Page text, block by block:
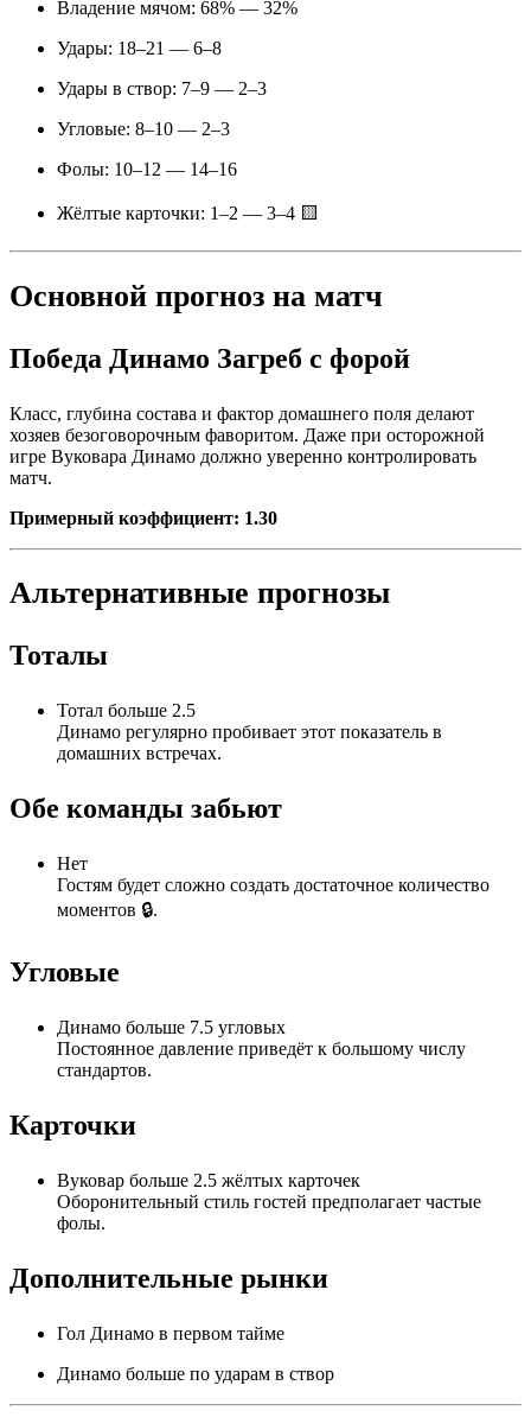
Владение мячом: 68% — 32%
Удары: 18–21 — 6–8
Удары в створ: 7–9 — 2–3
Угловые: 8–10 — 2–3
Фолы: 10–12 — 14–16
Жёлтые карточки: 1–2 — 3–4 🟨
Основной прогноз на матч
Победа Динамо Загреб с форой
Класс, глубина состава и фактор домашнего поля делают
хозяев безоговорочным фаворитом. Даже при осторожной
игре Вуковара Динамо должно уверенно контролировать
матч.
Примерный коэффициент: 1.30
Альтернативные прогнозы
Тоталы
Тотал больше 2.5
Динамо регулярно пробивает этот показатель в
домашних встречах.
Обе команды забьют
Нет
Гостям будет сложно создать достаточное количество
моментов 🔒.
Угловые
Динамо больше 7.5 угловых
Постоянное давление приведёт к большому числу
стандартов.
Карточки
Вуковар больше 2.5 жёлтых карточек
Оборонительный стиль гостей предполагает частые
фолы.
Дополнительные рынки
Гол Динамо в первом тайме
Динамо больше по ударам в створ